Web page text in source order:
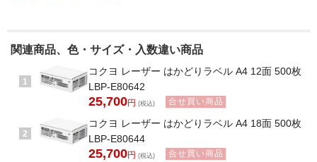
関連商品、色・サイズ・入数違い商品
1
コクヨ レーザー はかどりラベル A4 12面 500枚
LBP-E80642
25,700円 (税込) 合せ買い商品
2
コクヨ レーザー はかどりラベル A4 18面 500枚
LBP-E80644
25,700円 (税込) 合せ買い商品